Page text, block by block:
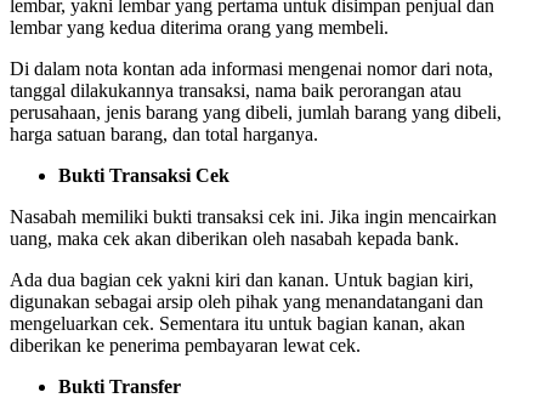
lembar, yakni lembar yang pertama untuk disimpan penjual dan
lembar yang kedua diterima orang yang membeli.
Di dalam nota kontan ada informasi mengenai nomor dari nota,
tanggal dilakukannya transaksi, nama baik perorangan atau
perusahaan, jenis barang yang dibeli, jumlah barang yang dibeli,
harga satuan barang, dan total harganya.
Bukti Transaksi Cek
Nasabah memiliki bukti transaksi cek ini. Jika ingin mencairkan
uang, maka cek akan diberikan oleh nasabah kepada bank.
Ada dua bagian cek yakni kiri dan kanan. Untuk bagian kiri,
digunakan sebagai arsip oleh pihak yang menandatangani dan
mengeluarkan cek. Sementara itu untuk bagian kanan, akan
diberikan ke penerima pembayaran lewat cek.
Bukti Transfer